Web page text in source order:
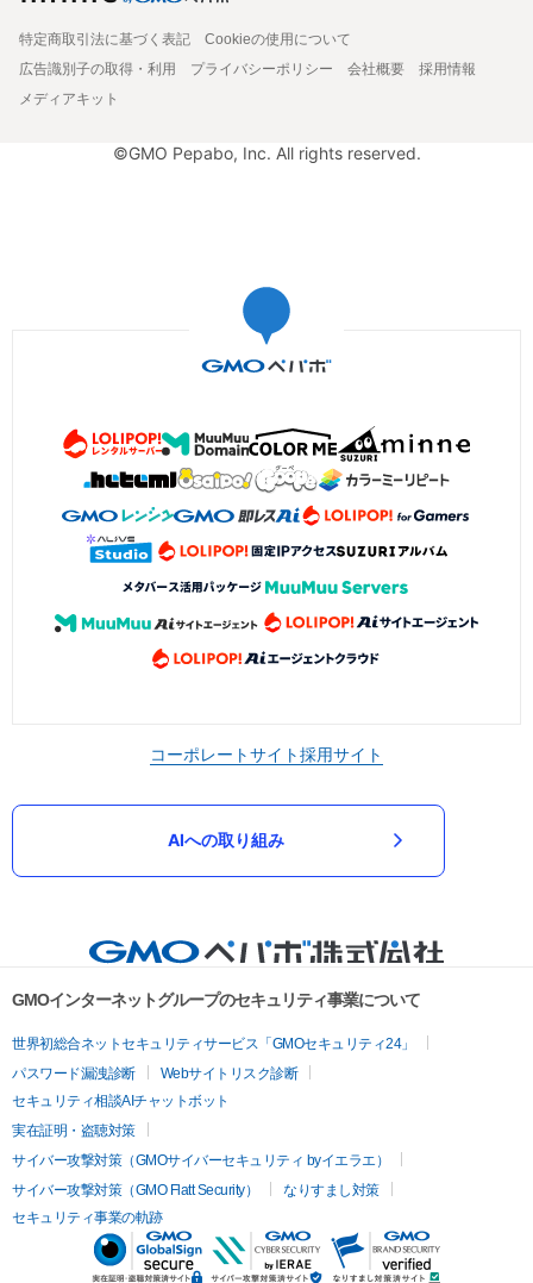
特定商取引法に基づく表記
Cookieの使用について
広告識別子の取得・利用
プライバシーポリシー 会社概要
採用情報
メディアキット
©GMO Pepabo, Inc. All rights reserved.
コーポレートサイト採用サイト
AIへの取り組み
GMOインターネットグループのセキュリティ事業について
世界初総合ネットセキュリティサービス「GMOセキュリティ24」
パスワード漏洩診断
Webサイトリスク診断
セキュリティ相談AIチャットボット
実在証明・盗聴対策
サイバー攻撃対策（GMOサイバーセキュリティ byイエラエ）
サイバー攻撃対策（GMO Flatt Security）
なりすまし対策
セキュリティ事業の軌跡